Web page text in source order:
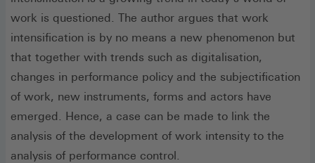
work is questioned. The author argues that work
intensification is by no means a new phenomenon but
that together with trends such as digitalisation,
changes in performance policy and the subjectification
of work, new instruments, forms and actors have
emerged. Hence, a case can be made to link the
analysis of the development of work intensity to the
analysis of performance control.